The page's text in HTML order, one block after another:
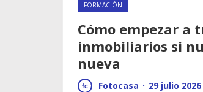
FORMACIÓN
Cómo empezar a
inmobiliarios si
nueva
Fotocasa · 29 julio 2026